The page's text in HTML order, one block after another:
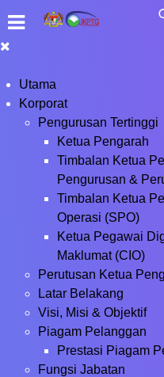
Utama
Korporat
Pengurusan Tertinggi
Ketua Pengarah
Timbalan Ketua
Pengurusan &
Timbalan Ketua
Operasi (SPO)
Ketua Pegawai
Maklumat (CIO)
Perutusan Ketua
Latar Belakang
Visi, Misi & Objektif
Piagam Pelanggan
Prestasi Piagam
Fungsi Jabatan